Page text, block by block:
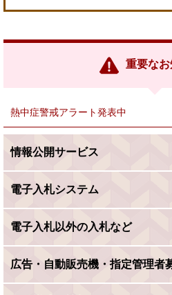
リ
重要な
熱中症警戒アラート発表中
情報公開サービス
電子入札システム
電子入札以外の入札など
広告・自動販売機・指定管理者